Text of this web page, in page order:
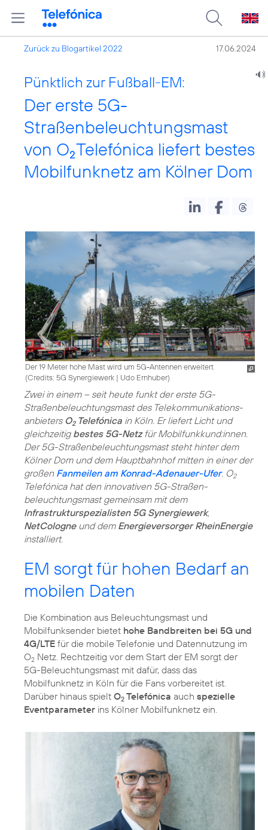
Zurück zu Blogartikel 2022 17.06.2024
Pünktlich zur Fußball-EM:
Der erste 5G-
Straßenbeleuchtungsmast
von O2Telefónica liefert bestes
Mobilfunknetz am Kölner Dom
Der 19 Meter hohe Mast wird um 5G-Antennen erweitert
(Credits: 5G Synergiewerk | Udo Ernhuber)
Zwei in einem – seit heute funkt der erste 5G-
Straßenbeleuchtungsmast des Telekommunikations­
anbieters O2Telefónica in Köln. Er liefert Licht und
gleichzeitig bestes 5G-Netzfür Mobilfunkkund:innen.
Der 5G-Straßenbeleuchtungsmast steht hinter dem
Kölner Dom und dem Hauptbahnhof mitten in einer der
großen Fanmeilen am Konrad-Adenauer-Ufer. O2
Telefónica hat den innovativen 5G-Straßen­
beleuchtungsmast gemeinsam mit dem
Infrastrukturspezialisten 5G Synergiewerk,
NetCologneund dem Energieversorger RheinEnergie
installiert.
EM sorgt für hohen Bedarf an
mobilen Daten
Die Kombination aus Beleuchtungsmast und
Mobilfunksender bietet hohe Bandbreiten bei 5G und
4G/LTE für die mobile Telefonie und Datennutzung im
O2 Netz. Rechtzeitig vor dem Start der EM sorgt der
5G-Beleuchtungsmast mit dafür, dass das
Mobilfunknetz in Köln für die Fans vorbereitet ist.
Darüber hinaus spielt O2 Telefónica auch spezielle
Eventparameter ins Kölner Mobilfunknetz ein.